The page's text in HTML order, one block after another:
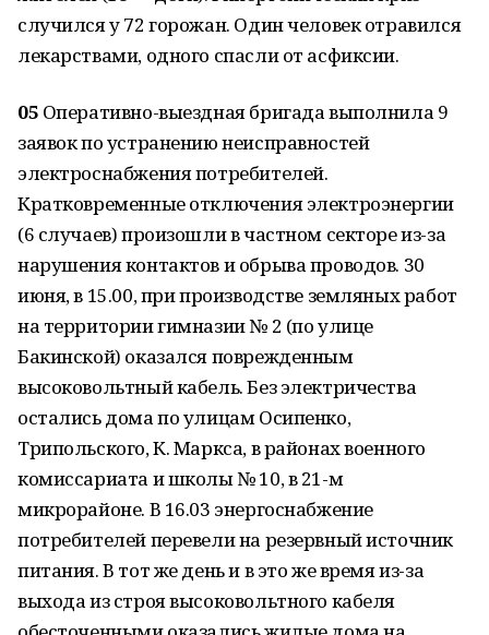
случился у 72 горожан. Один человек отравился
лекарствами, одного спасли от асфиксии.
05 Оперативно-выездная бригада выполнила 9
заявок по устранению неисправностей
электроснабжения потребителей.
Кратковременные отключения электроэнергии
(6 случаев) произошли в частном секторе из-за
нарушения контактов и обрыва проводов. 30
июня, в 15.00, при производстве земляных работ
на территории гимназии № 2 (по улице
Бакинской) оказался поврежденным
высоковольтный кабель. Без электричества
остались дома по улицам Осипенко,
Трипольского, К. Маркса, в районах военного
комиссариата и школы № 10, в 21-м
микрорайоне. В 16.03 энергоснабжение
потребителей перевели на резервный источник
питания. В тот же день и в это же время из-за
выхода из строя высоковольтного кабеля